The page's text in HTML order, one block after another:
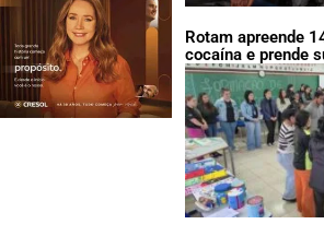
Rotam apreende
cocaína e prende